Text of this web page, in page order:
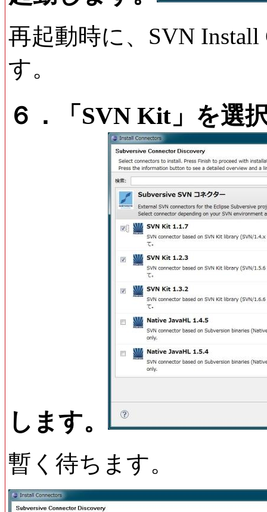
再起動時に、SVN
す。
６．「SVN Kit」を選
します。
暫く待ちます。